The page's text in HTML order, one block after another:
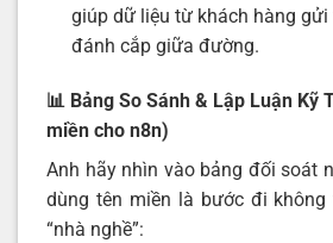
giúp dữ liệu từ khách hàng gửi
đánh cắp giữa đường.
📊 Bảng So Sánh & Lập Luận Kỹ
miền cho n8n)
Anh hãy nhìn vào bảng đối soát
dùng tên miền là bước đi
“nhà nghề”: